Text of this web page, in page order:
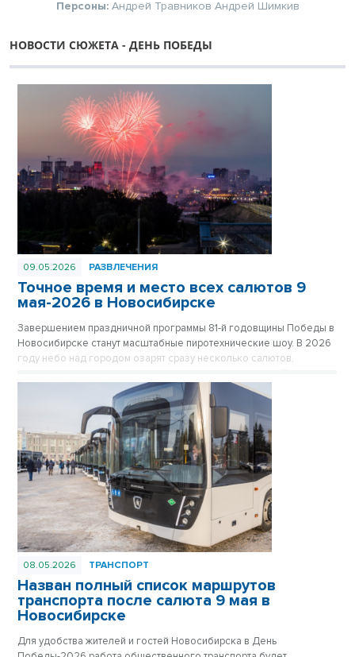
Персоны: Андрей Травников Андрей Шимкив
НОВОСТИ СЮЖЕТА - ДЕНЬ ПОБЕДЫ
09.05.2026 РАЗВЛЕЧЕНИЯ
Точное время и место всех салютов 9
мая-2026 в Новосибирске
Завершением праздничной программы 81-й годовщины Победы в
Новосибирске станут масштабные пиротехнические шоу. В 2026
году небо над городом озарят сразу несколько салютов,
мегаполиса, чтобы жители могли встретить праздник рядом с
08.05.2026 ТРАНСПОРТ
Назван полный список маршрутов
транспорта после салюта 9 мая в
Новосибирске
Для удобства жителей и гостей Новосибирска в День